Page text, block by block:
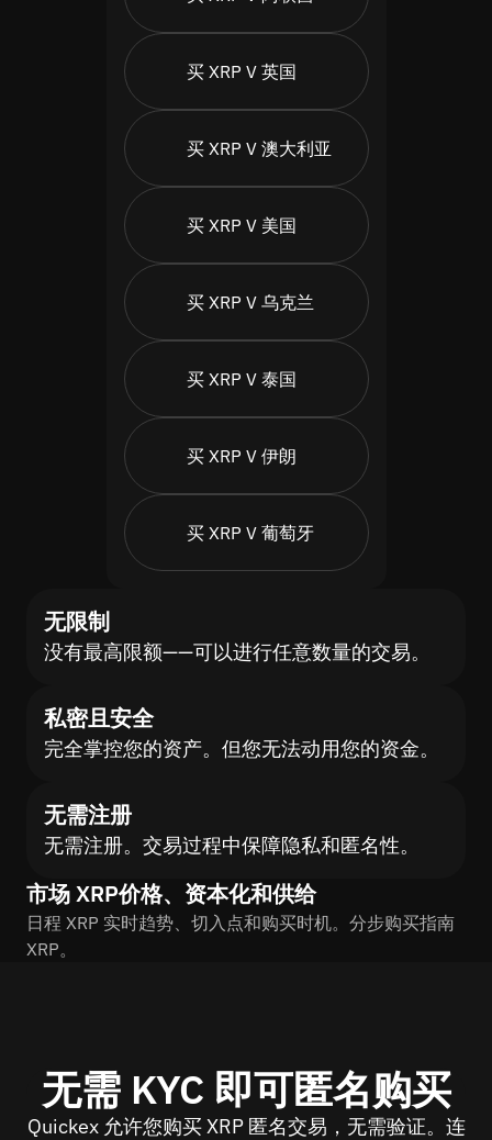
买 XRP V 英国
买 XRP V 澳大利亚
买 XRP V 美国
买 XRP V 乌克兰
买 XRP V 泰国
买 XRP V 伊朗
买 XRP V 葡萄牙
无限制
没有最高限额——可以进行任意数量的交易。
私密且安全
完全掌控您的资产。但您无法动用您的资金。
无需注册
无需注册。交易过程中保障隐私和匿名性。
市场 XRP价格、资本化和供给
日程 XRP 实时趋势、切入点和购买时机。分步购买指南
XRP。
无需 KYC 即可匿名购买
Quickex 允许您购买 XRP 匿名交易，无需验证。连